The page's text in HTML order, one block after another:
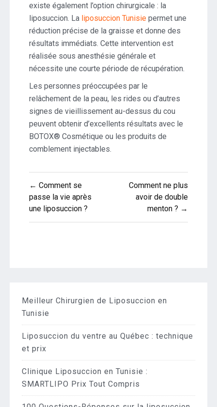
existe également l’option chirurgicale : la
liposuccion. La liposuccion Tunisie permet une
réduction précise de la graisse et donne des
résultats immédiats. Cette intervention est
réalisée sous anesthésie générale et
nécessite une courte période de récupération.
Les personnes préoccupées par le
relâchement de la peau, les rides ou d’autres
signes de vieillissement au-dessus du cou
peuvent obtenir d’excellents résultats avec le
BOTOX® Cosmétique ou les produits de
comblement injectables.
Navigation
de
l’article
← Comment se
passe la vie après
une liposuccion ?
Comment ne plus
avoir de double
menton ? →
Meilleur Chirurgien de Liposuccion en
Tunisie
Liposuccion du ventre au Québec : technique
et prix
Clinique Liposuccion en Tunisie :
SMARTLIPO Prix Tout Compris